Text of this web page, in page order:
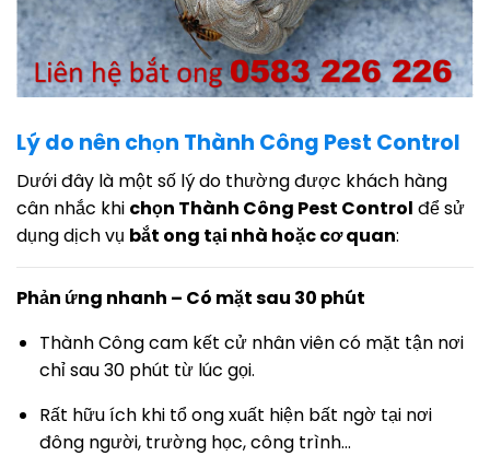
Lý do nên chọn Thành Công Pest Control
Dưới đây là một số lý do thường được khách hàng
cân nhắc khi chọn Thành Công Pest Control để sử
dụng dịch vụ bắt ong tại nhà hoặc cơ quan:
Phản ứng nhanh – Có mặt sau 30 phút
Thành Công cam kết cử nhân viên có mặt tận nơi
chỉ sau 30 phút từ lúc gọi.
Rất hữu ích khi tổ ong xuất hiện bất ngờ tại nơi
đông người, trường học, công trình…